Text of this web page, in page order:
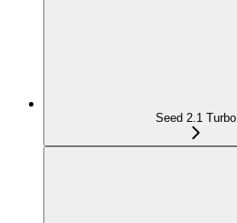
Seed 2.1 Turbo